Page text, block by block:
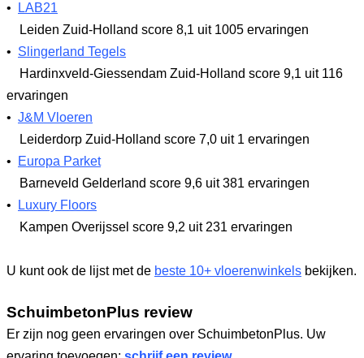
•
LAB21
Leiden Zuid-Holland score 8,1 uit 1005 ervaringen
• Slingerland Tegels
Hardinxveld-Giessendam Zuid-Holland score 9,1 uit 116
ervaringen
• J&M Vloeren
Leiderdorp Zuid-Holland score 7,0 uit 1 ervaringen
•
Europa Parket
Barneveld Gelderland score 9,6 uit 381 ervaringen
•
Luxury Floors
Kampen Overijssel score 9,2 uit 231 ervaringen
U kunt ook de lijst met de beste 10+ vloerenwinkels bekijken.
SchuimbetonPlus review
Er zijn nog geen ervaringen over SchuimbetonPlus. Uw